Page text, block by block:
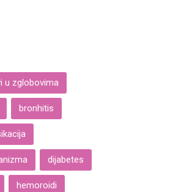
u zglobovima
bronhitis
dijabetes
hemoroidi